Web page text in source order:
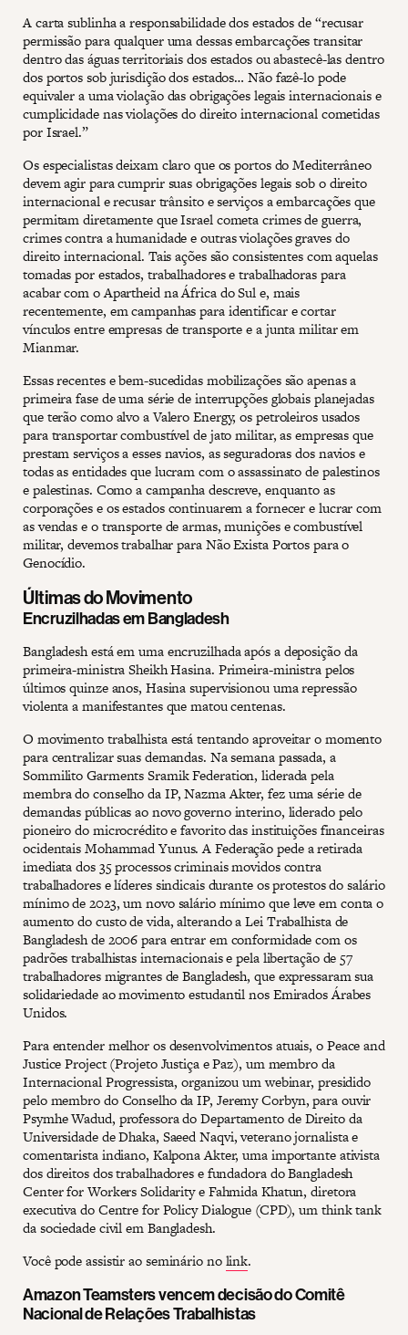
A carta sublinha a responsabilidade dos estados de “recusar
permissão para qualquer uma dessas embarcações transitar
dentro das águas territoriais dos estados ou abastecê-las dentro
dos portos sob jurisdição dos estados… Não fazê-lo pode
equivaler a uma violação das obrigações legais internacionais e
cumplicidade nas violações do direito internacional cometidas
por Israel.”
Os especialistas deixam claro que os portos do Mediterrâneo
devem agir para cumprir suas obrigações legais sob o direito
internacional e recusar trânsito e serviços a embarcações que
permitam diretamente que Israel cometa crimes de guerra,
crimes contra a humanidade e outras violações graves do
direito internacional. Tais ações são consistentes com aquelas
tomadas por estados, trabalhadores e trabalhadoras para
acabar com o Apartheid na África do Sul e, mais
recentemente, em campanhas para identificar e cortar
vínculos entre empresas de transporte e a junta militar em
Mianmar.
Essas recentes e bem-sucedidas mobilizações são apenas a
primeira fase de uma série de interrupções globais planejadas
que terão como alvo a Valero Energy, os petroleiros usados ​​
para transportar combustível de jato militar, as empresas que
prestam serviços a esses navios, as seguradoras dos navios e
todas as entidades que lucram com o assassinato de palestinos
e palestinas. Como a campanha descreve, enquanto as
corporações e os estados continuarem a fornecer e lucrar com
as vendas e o transporte de armas, munições e combustível
militar, devemos trabalhar para Não Exista Portos para o
Genocídio.
Últimas do Movimento
Encruzilhadas em Bangladesh
Bangladesh está em uma encruzilhada após a deposição da
primeira-ministra Sheikh Hasina. Primeira-ministra pelos
últimos quinze anos, Hasina supervisionou uma repressão
violenta a manifestantes que matou centenas.
O movimento trabalhista está tentando aproveitar o momento
para centralizar suas demandas. Na semana passada, a
Sommilito Garments Sramik Federation, liderada pela
membra do conselho da IP, Nazma Akter, fez uma série de
demandas públicas ao novo governo interino, liderado pelo
pioneiro do microcrédito e favorito das instituições financeiras
ocidentais Mohammad Yunus. A Federação pede a retirada
imediata dos 35 processos criminais movidos contra
trabalhadores e líderes sindicais durante os protestos do salário
mínimo de 2023, um novo salário mínimo que leve em conta o
aumento do custo de vida, alterando a Lei Trabalhista de
Bangladesh de 2006 para entrar em conformidade com os
padrões trabalhistas internacionais e pela libertação de 57
trabalhadores migrantes de Bangladesh, que expressaram sua
solidariedade ao movimento estudantil nos Emirados Árabes
Unidos.
Para entender melhor os desenvolvimentos atuais, o Peace and
Justice Project (Projeto Justiça e Paz), um membro da
Internacional Progressista, organizou um webinar, presidido
pelo membro do Conselho da IP, Jeremy Corbyn, para ouvir
Psymhe Wadud, professora do Departamento de Direito da
Universidade de Dhaka, Saeed Naqvi, veterano jornalista e
comentarista indiano, Kalpona Akter, uma importante ativista
dos direitos dos trabalhadores e fundadora do Bangladesh
Center for Workers Solidarity e Fahmida Khatun, diretora
executiva do Centre for Policy Dialogue (CPD), um think tank
da sociedade civil em Bangladesh.
Você pode assistir ao seminário nolink.
Amazon Teamsters vencem decisão do Comitê
Nacional de Relações Trabalhistas